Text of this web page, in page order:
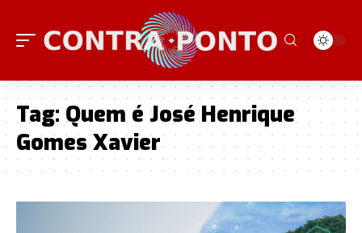
Tag: Quem é José Henrique
Gomes Xavier